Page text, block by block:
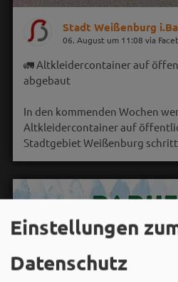
Stadt Weißenburg
06. August um 11:08 via
🚛 Altkleidercontainer auf
abgebaut
In den kommenden Wochen
Altkleidercontainer auf
Stadtgebiet Weißenburg
Einstellungen
Datenschutz